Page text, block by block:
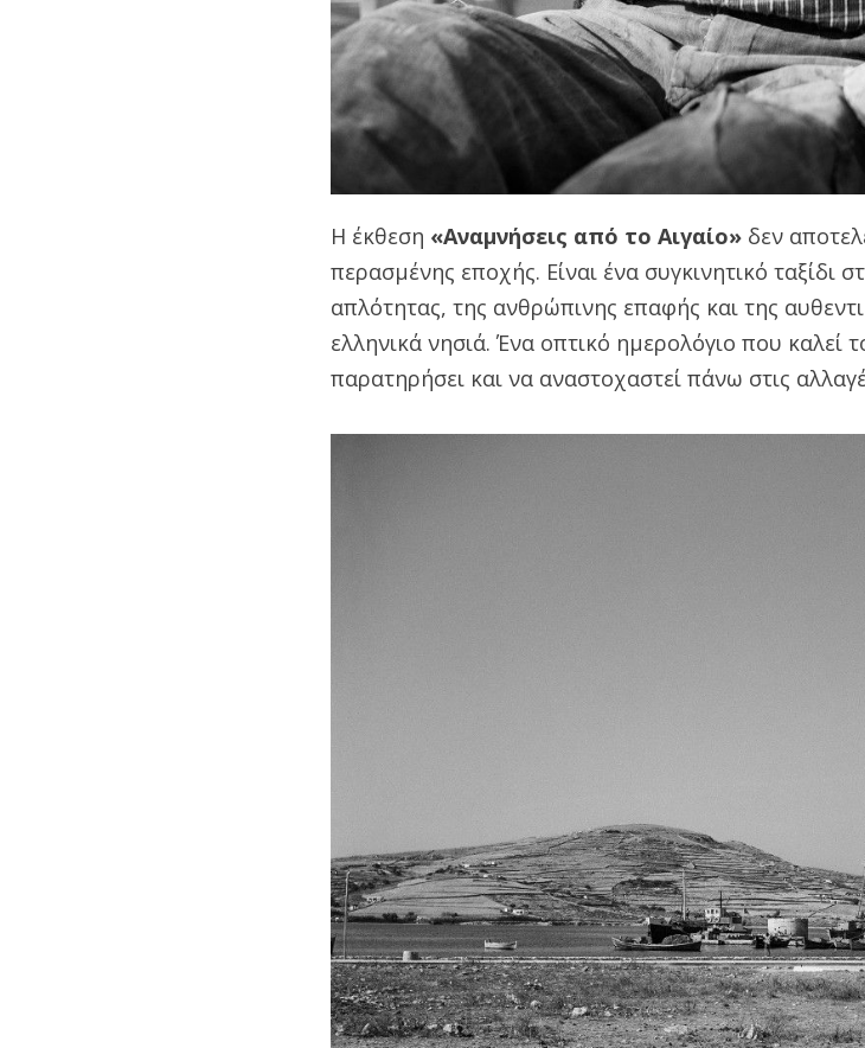
Η έκθεση «Αναμνήσεις από το Αιγαίο» δεν
περασμένης εποχής. Είναι ένα συγκινητικό ταξίδι
απλότητας, της ανθρώπινης επαφής και της
ελληνικά νησιά. Ένα οπτικό ημερολόγιο που καλεί
παρατηρήσει και να αναστοχαστεί πάνω στις